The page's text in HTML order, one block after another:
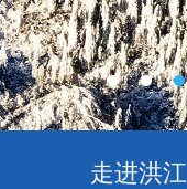
走进洪江